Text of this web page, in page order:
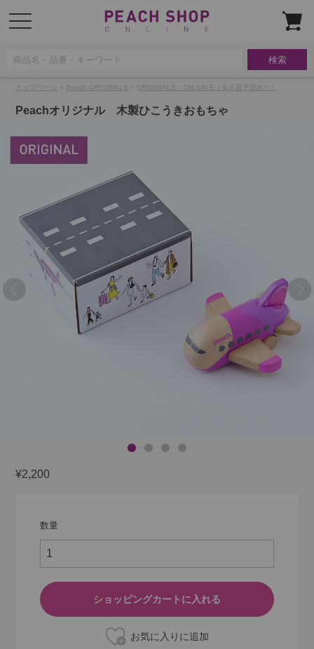
t
o
i
トップページ > Peach ORIGINALS > ORIGINALS：ON SALE（＆入荷予定あり）
Peachオリジナル 木製ひこうきおもちゃ
¥2,200
数量